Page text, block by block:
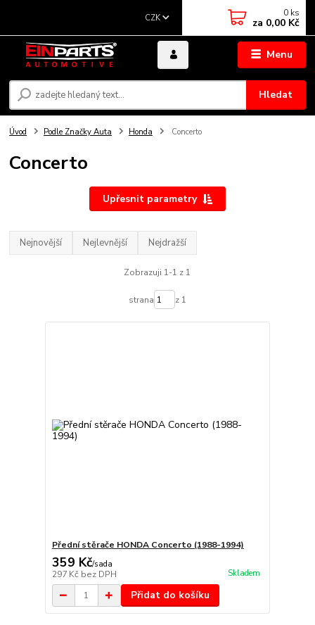
Menu
CZK
Hledat
0 ks
za 0,00 Kč
Úvod Podle Značky Auta Honda Concerto
Concerto
Upřesnit parametry
Nejnovější Nejlevnější Nejdražší
Zobrazuji 1-1 z 1
strana z 1
Přední stěrače HONDA Concerto (1988-1994)
359 Kč/sada
297 Kč bez DPH Skladem
Přidat do košíku